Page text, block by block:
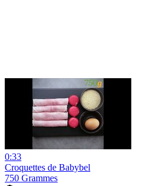
0:33
Croquettes de Babybel
750 Grammes